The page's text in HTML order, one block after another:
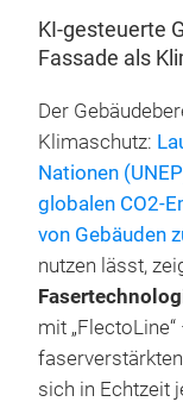
KI-gesteuerte
Fassade als
Der
Klimaschutz:
Nationen
globalen CO2-
von Gebäuden
nutzen lässt,
mit
sich in Echtzeit